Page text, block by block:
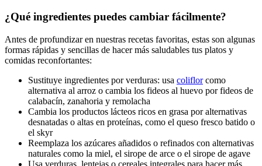
¿Qué ingredientes puedes cambiar fácilmente?
Antes de profundizar en nuestras recetas favoritas, estas son algunas
formas rápidas y sencillas de hacer más saludables tus platos y
comidas reconfortantes:
Sustituye ingredientes por verduras: usa coliflorcomo
alternativa al arroz o cambia los fideos al huevo por fideos de
calabacín, zanahoria y remolacha
Cambia los productos lácteos ricos en grasa por alternativas
desnatadas o altas en proteínas, como el queso fresco batido o
el skyr
Reemplaza los azúcares añadidos o refinados con alternativas
naturales como la miel, el sirope de arce o el sirope de agave
Usa verduras, lentejas o cereales integrales para hacer más